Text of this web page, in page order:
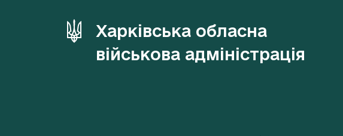
Харківська обласна
військова адміністрація